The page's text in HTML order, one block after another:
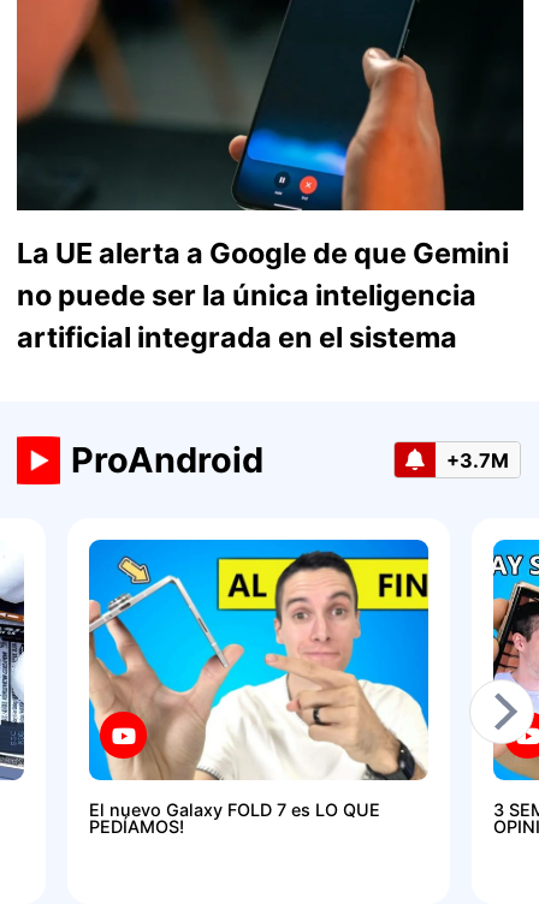
La UE alerta a Google de que Gemini
no puede ser la única inteligencia
artificial integrada en el sistema
ProAndroid +3.7M
El nuevo Galaxy FOLD 7 es LO QUE
PEDÍAMOS!
3